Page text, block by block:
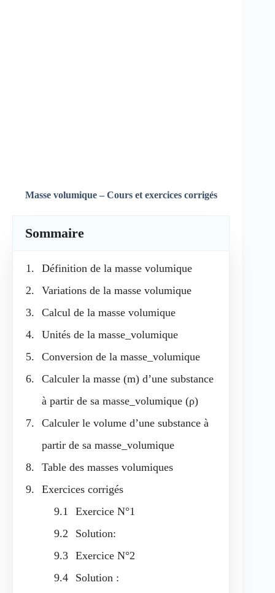
Masse volumique – Cours et exercices corrigés
Sommaire
Définition de la masse volumique
Variations de la masse volumique
Calcul de la masse volumique
Unités de la masse_volumique
Conversion de la masse_volumique
Calculer la masse (m) d’une substance
à partir de sa masse_volumique (ρ)
Calculer le volume d’une substance à
partir de sa masse_volumique
Table des masses volumiques
Exercices corrigés
Exercice N°1
Solution:
Exercice N°2
Solution :